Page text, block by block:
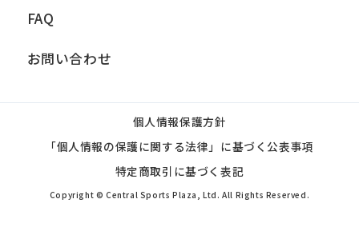
FAQ
お問い合わせ
個人情報保護方針
「個人情報の保護に関する法律」に基づく公表事項
特定商取引に基づく表記
Copyright © Central Sports Plaza, Ltd. All Rights Reserved.